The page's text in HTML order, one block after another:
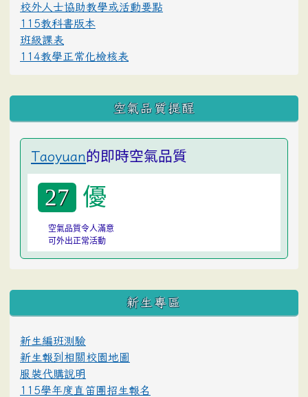
校外人士協助教學或活動要點
115教科書版本
班級課表
114教學正常化檢核表
空氣品質提醒
Taoyuan的即時空氣品質
27 優
空氣品質令人滿意
可外出正常活動
:::
新生專區
新生編班測驗
新生報到相關校園地圖
服裝代購說明
115學年度直笛團招生報名